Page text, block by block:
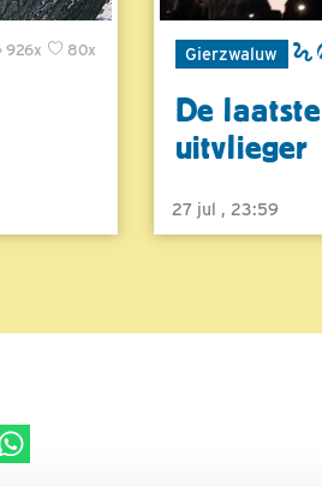
80x
926x Gierzwaluw
De laatste
uitvlieger
27 jul , 23:59